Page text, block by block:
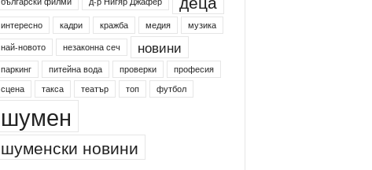
интересно кадри кражба медия
музика
най-новото
незаконна сеч новини
паркинг питейна вода проверки
професия
сцена
такса театър топ футбол
шумен
шуменски новини